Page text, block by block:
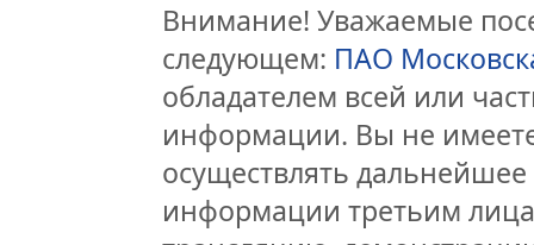
Внимание! Уважаемые
следующем: ПАО
обладателем всей или
информации. Вы не
осуществлять
информации третьим